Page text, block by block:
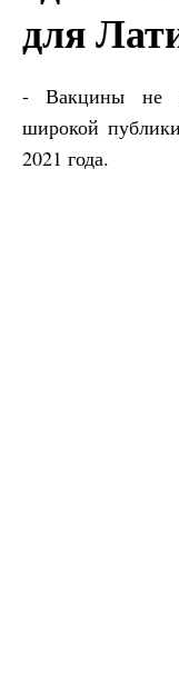
для
- Вакцины не
широкой
2021 года.